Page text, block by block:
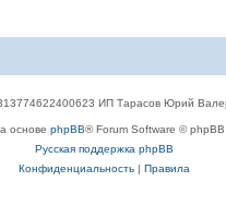
ИП Тарасов Юрий
основеphpBB® Forum Software © phpBB
Русская поддержка phpBB
Конфиденциальность |Правила